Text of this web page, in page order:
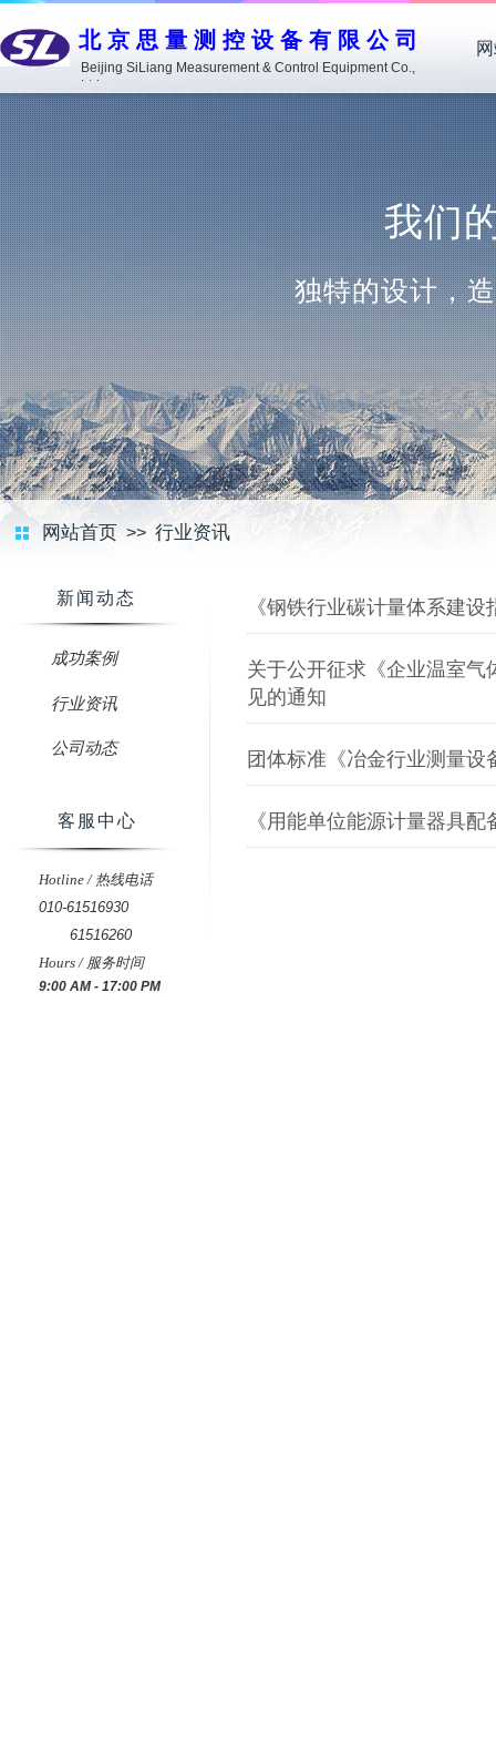
北京思量测控设备有限公司
Beijing SiLiang Measurement & Control Equipment Co.,
Ltd.
我们
独特的设计，
网站首页 >> 行业资讯
《钢铁行业碳计量体系建设
关于公开征求《企业温室
见的通知
团体标准《冶金行业测量设
《用能单位能源计量器具
新闻动态
成功案例
行业资讯
公司动态
客服中心
Hotline / 热线电话
010-61516930
61516260
Hours / 服务时间
9:00 AM - 17:00 PM